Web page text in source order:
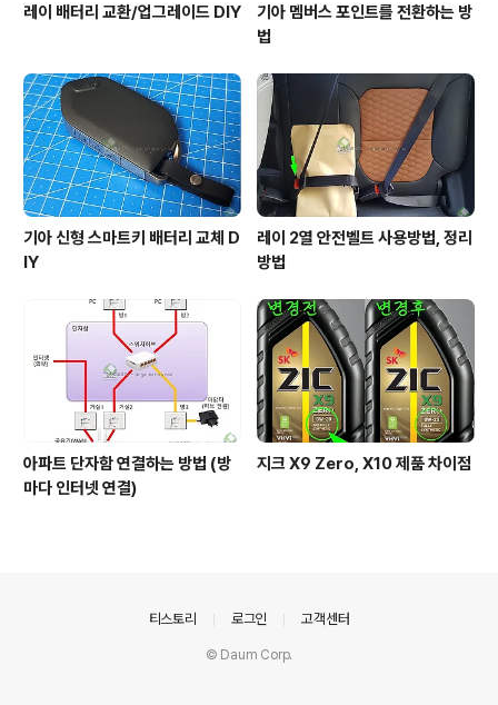
레이 배터리 교환/업그레이드 DIY
기아 멤버스 포인트를 전환하는 방
법
기아 신형 스마트키 배터리 교체 D
IY
레이 2열 안전벨트 사용방법, 정리
방법
아파트 단자함 연결하는 방법 (방
마다 인터넷 연결)
지크 X9 Zero, X10 제품 차이점
티스토리 로그인 고객센터
© Daum Corp.